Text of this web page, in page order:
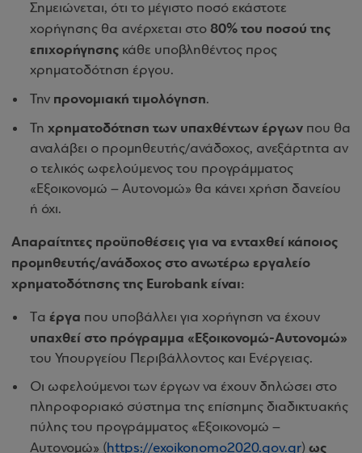
Σημειώνεται, ότι το μέγιστο ποσό εκάστοτε
χορήγησης θα ανέρχεται στο 80% του ποσού της
επιχορήγησης κάθε υποβληθέντος προς
χρηματοδότηση έργου.
Την προνομιακή τιμολόγηση.
Τη χρηματοδότηση των υπαχθέντων έργων που θα
αναλάβει ο προμηθευτής/ανάδοχος, ανεξάρτητα αν
ο τελικός ωφελούμενος του προγράμματος
«Εξοικονομώ – Αυτονομώ» θα κάνει χρήση δανείου
ή όχι.
Απαραίτητες προϋποθέσεις για να ενταχθεί κάποιος
προμηθευτής/ανάδοχος στο ανωτέρω εργαλείο
χρηματοδότησης της Eurobank είναι:
Tα έργα που υποβάλλει για χορήγηση να έχουν
υπαχθεί στο πρόγραμμα «Εξοικονομώ-Αυτονομώ»
του Υπουργείου Περιβάλλοντος και Ενέργειας.
Οι ωφελούμενοι των έργων να έχουν δηλώσει στο
πληροφοριακό σύστημα της επίσημης διαδικτυακής
πύλης του προγράμματος «Εξοικονομώ –
Αυτονομώ» (https://exoikonomo2020.gov.gr) ως